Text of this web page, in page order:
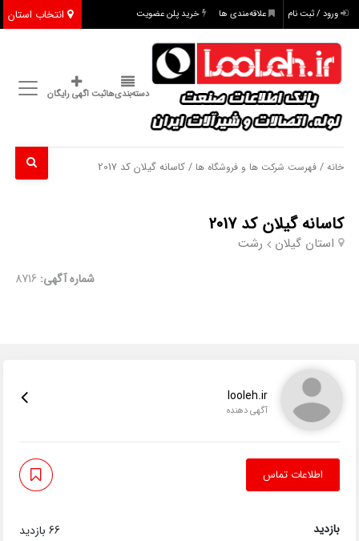
انتخاب استان ورود / ثبت نام علاقه‌مندی ها خرید پلن عضویت
دسته‌بندی‌هاثبت اگهی رایگان
خانه /فهرست شرکت ها و فروشگاه ها / کاسانه گیلان کد 2017
کاسانه گیلان کد 2017
استان گیلان رشت
شماره آگهی: 8716
looleh.ir
آگهی دهنده
اطلاعات تماس
بازدید 66 بازدید